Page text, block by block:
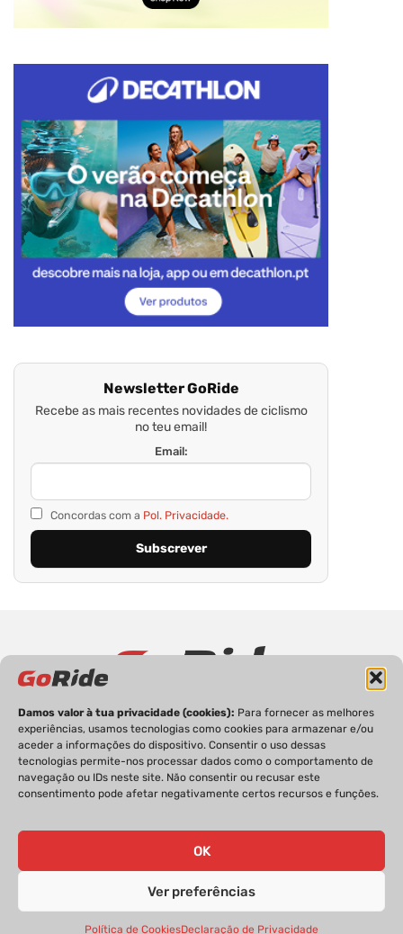
Damos valor à tua privacidade (cookies): Para fornecer as melhores
experiências, usamos tecnologias como cookies para armazenar e/ou
aceder a informações do dispositivo. Consentir o uso dessas
tecnologias permite-nos processar dados como o comportamento de
navegação ou IDs neste site. Não consentir ou recusar este
consentimento pode afetar negativamente certos recursos e funções.
OK
Ver preferências
Política de CookiesDeclaração de Privacidade
Newsletter GoRide
Recebe as mais recentes novidades de ciclismo
no teu email!
Email:
Concordas com a Pol. Privacidade.
PRIVACIDADE FICHA TÉCNICA
ESTATUTO EDITORIAL
POLÍTICA DE COOKIES
CONTACTOS
GoRide 2026 | Todos os direitos reservados.